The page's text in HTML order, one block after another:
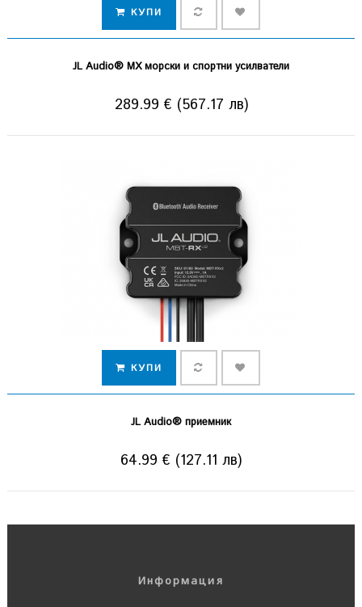
КУПИ
JL Audio® MX морски и спортни усилватели
289.99 € (567.17 лв)
КУПИ
JL Audio® приемник
64.99 € (127.11 лв)
Информация